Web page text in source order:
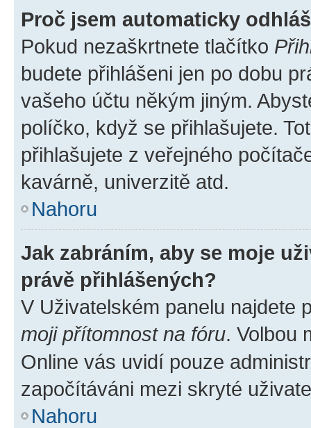
Proč jsem automaticky
Pokud nezaškrtnete tlačítko
budete přihlášeni jen po dobu
vašeho účtu někým jiným.
políčko, když se přihlašujete.
přihlašujete z veřejného
kavárně, univerzitě atd.
Nahoru
Jak zabráním, aby se moje
právě přihlášených?
V Uživatelském panelu najdete
moji přítomnost na fóru. Volbou
Online vás uvidí pouze
započítáváni mezi skryté
Nahoru